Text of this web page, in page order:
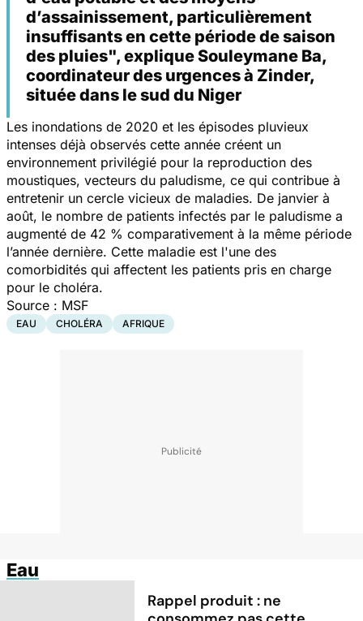
d’assainissement, particulièrement
insuffisants en cette période de saison
des pluies", explique Souleymane Ba,
coordinateur des urgences à Zinder,
située dans le sud du Niger
Les inondations de 2020 et les épisodes pluvieux
intenses déjà observés cette année créent un
environnement privilégié pour la reproduction des
moustiques, vecteurs du paludisme, ce qui contribue à
entretenir un cercle vicieux de maladies. De janvier à
août, le nombre de patients infectés par le paludisme a
augmenté de 42 % comparativement à la même période
l’année dernière. Cette maladie est l'une des
comorbidités qui affectent les patients pris en charge
pour le choléra.
Source : MSF
EAU CHOLÉRA AFRIQUE
Eau
Rappel produit : ne